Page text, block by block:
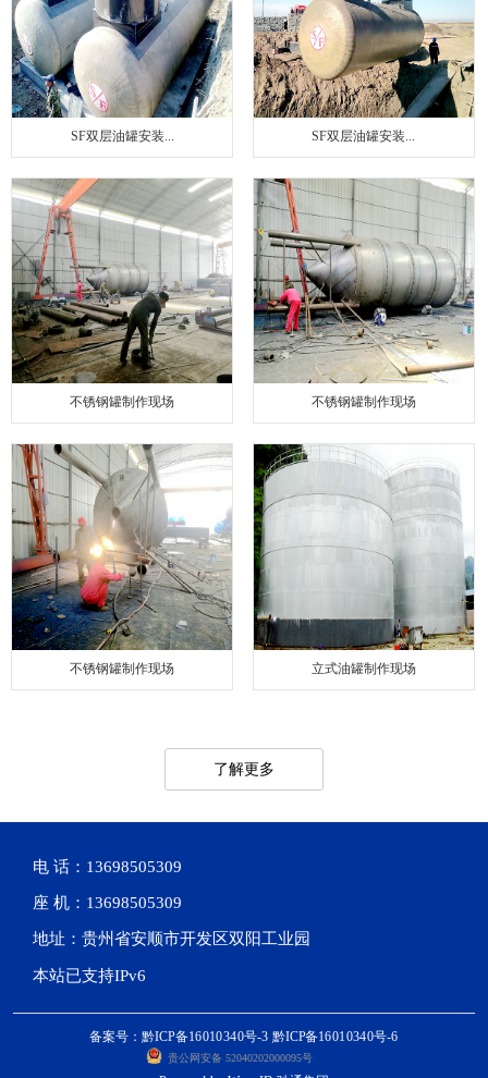
SF双层油罐安装... SF双层油罐安装...
不锈钢罐制作现场 不锈钢罐制作现场
不锈钢罐制作现场 立式油罐制作现场
了解更多
电 话：13698505309
座 机：13698505309
地址：贵州省安顺市开发区双阳工业园
本站已支持IPv6
备案号：黔ICP备16010340号-3 黔ICP备16010340号-6
贵公网安备 52040202000095号